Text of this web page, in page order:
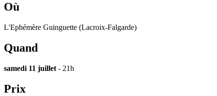
Où
L'Ephémère Guinguette (Lacroix-Falgarde)
Quand
samedi 11 juillet - 21h
Prix